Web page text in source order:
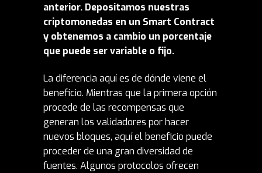
anterior. Depositamos nuestras
criptomonedas en un Smart Contract
y obtenemos a cambio un porcentaje
que puede ser variable o fijo.
La diferencia aquí es de dónde viene el
beneficio. Mientras que la primera opción
procede de las recompensas que
generan los validadores por hacer
nuevos bloques, aquí el beneficio puede
proceder de una gran diversidad de
fuentes. Algunos protocolos ofrecen